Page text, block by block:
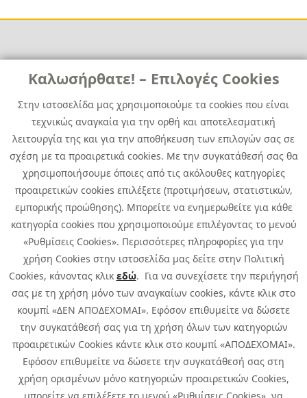
Καλωσήρθατε! – Επιλογές Cookies
Στην ιστοσελίδα μας χρησιμοποιούμε τα cookies που είναι
τεχνικώς αναγκαία για την ορθή και αποτελεσματική
λειτουργία της και για την αποθήκευση των επιλογών σας σε
σχέση με τα προαιρετικά cookies. Με την συγκατάθεσή σας θα
χρησιμοποιήσουμε όποιες από τις ακόλουθες κατηγορίες
προαιρετικών cookies επιλέξετε (προτιμήσεων, στατιστικών,
εμπορικής προώθησης). Μπορείτε να ενημερωθείτε για κάθε
κατηγορία cookies που χρησιμοποιούμε επιλέγοντας το μενού
«Ρυθμίσεις Cookies». Περισσότερες πληροφορίες για την
χρήση Cookies στην ιστοσελίδα μας δείτε στην Πολιτική
Cookies, κάνοντας κλικ εδώ. Για να συνεχίσετε την περιήγησή
σας με τη χρήση μόνο των αναγκαίων cookies, κάντε κλικ στο
κουμπί «ΔΕΝ ΑΠΟΔΕΧΟΜΑΙ». Εφόσον επιθυμείτε να δώσετε
την συγκατάθεσή σας για τη χρήση όλων των κατηγοριών
προαιρετικών Cookies κάντε κλικ στο κουμπί «ΑΠΟΔΕΧΟΜΑΙ».
Εφόσον επιθυμείτε να δώσετε την συγκατάθεσή σας στη
χρήση ορισμένων μόνο κατηγοριών προαιρετικών Cookies,
Χρήσιμα
News
Media Kit
Career
Quest Group